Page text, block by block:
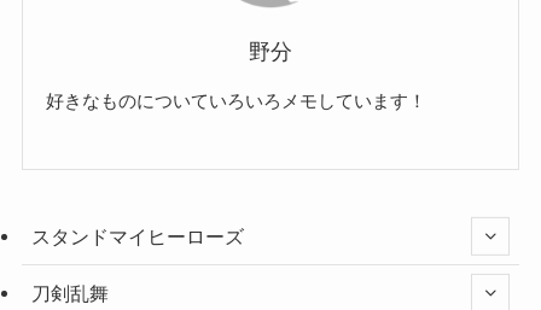
野分
好きなものについていろいろメモしています！
スタンドマイヒーローズ
刀剣乱舞